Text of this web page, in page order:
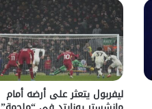
ليفربول يتعثر على أرضه أمام